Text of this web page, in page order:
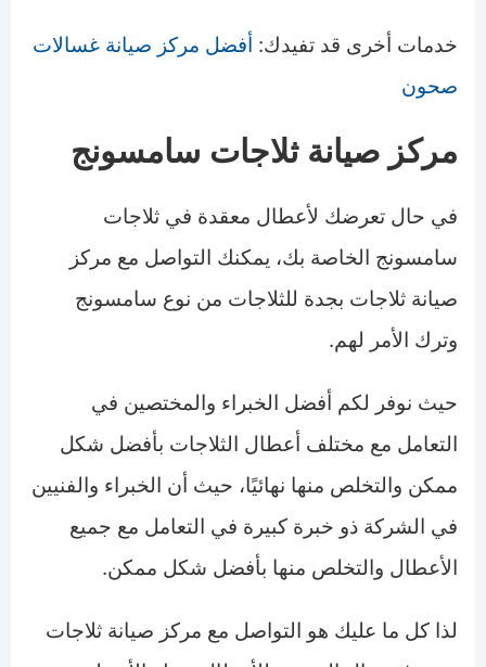
خدمات أخرى قد تفيدك: أفضل مركز صيانة غسالات
صحون
مركز صيانة ثلاجات سامسونج
في حال تعرضك لأعطال معقدة في ثلاجات
سامسونج الخاصة بك، يمكنك التواصل مع مركز
صيانة ثلاجات بجدة للثلاجات من نوع سامسونج
وترك الأمر لهم.
حيث نوفر لكم أفضل الخبراء والمختصين في
التعامل مع مختلف أعطال الثلاجات بأفضل شكل
ممكن والتخلص منها نهائيًا، حيث أن الخبراء والفنيين
في الشركة ذو خبرة كبيرة في التعامل مع جميع
الأعطال والتخلص منها بأفضل شكل ممكن.
لذا كل ما عليك هو التواصل مع مركز صيانة ثلاجات